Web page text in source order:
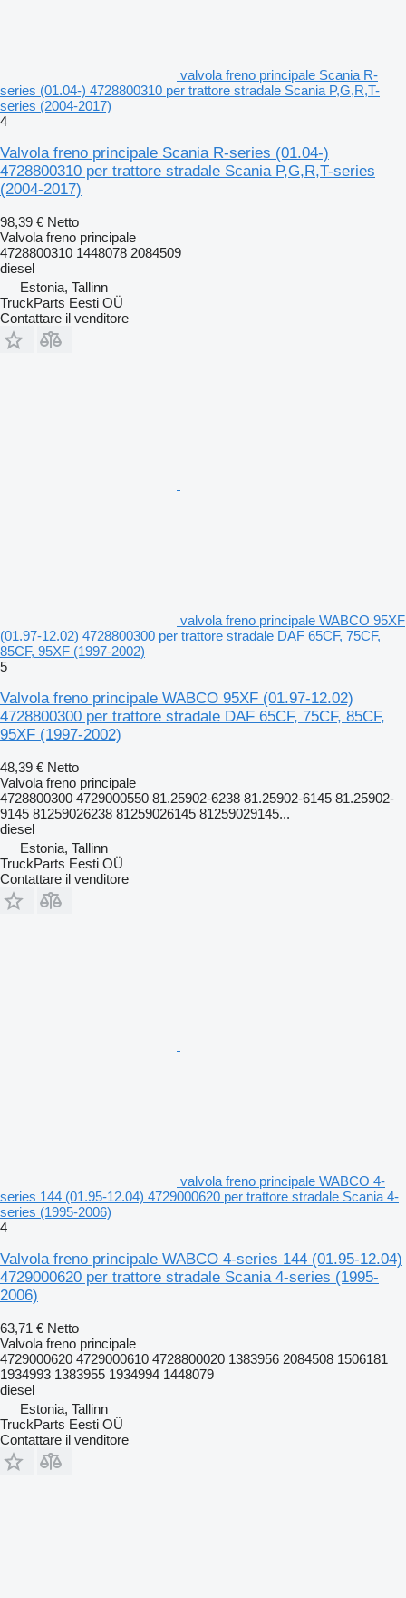
valvola freno principale Scania R-
series (01.04-) 4728800310 per trattore stradale Scania P,G,R,T-
series (2004-2017)
4
Valvola freno principale Scania R-series (01.04-)
4728800310 per trattore stradale Scania P,G,R,T-series
(2004-2017)
98,39 € Netto
Valvola freno principale
4728800310 1448078 2084509
diesel
Estonia, Tallinn
TruckParts Eesti OÜ
Contattare il venditore
valvola freno principale WABCO 95XF
(01.97-12.02) 4728800300 per trattore stradale DAF 65CF, 75CF,
85CF, 95XF (1997-2002)
5
Valvola freno principale WABCO 95XF (01.97-12.02)
4728800300 per trattore stradale DAF 65CF, 75CF, 85CF,
95XF (1997-2002)
48,39 € Netto
Valvola freno principale
4728800300 4729000550 81.25902-6238 81.25902-6145 81.25902-
9145 81259026238 81259026145 81259029145...
diesel
Estonia, Tallinn
TruckParts Eesti OÜ
Contattare il venditore
valvola freno principale WABCO 4-
series 144 (01.95-12.04) 4729000620 per trattore stradale Scania 4-
series (1995-2006)
4
Valvola freno principale WABCO 4-series 144 (01.95-12.04)
4729000620 per trattore stradale Scania 4-series (1995-
2006)
63,71 € Netto
Valvola freno principale
4729000620 4729000610 4728800020 1383956 2084508 1506181
1934993 1383955 1934994 1448079
diesel
Estonia, Tallinn
TruckParts Eesti OÜ
Contattare il venditore